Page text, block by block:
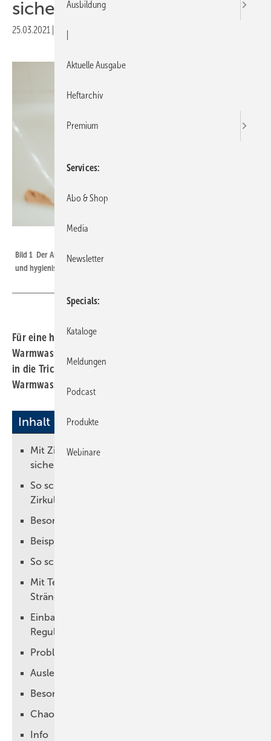
sichern
25.03.2021 Druckvorschau
Bild 1 Der Anlagenmechaniker sorgt für warmes Trinkwasser, komfortabel
und hygienisch.
Für eine hygienische und komfortable
Warmwasserversorgung greifen Anlagenmechaniker oft
in die Trickkiste. Das gilt insbesondere für die
Warmwasserzirkulation.
Inhalt
Mit Zirkulationshydraulik Warmwasserkomfort
sichern
So schützt man Trinkwasser mit
Zirkulationssystem vor Legionellen
Besonderheiten beachten
Beispiel zum Problem
So schaffen Sie Abhilfe
Mit Temperaturtrick über- oder unterversorgte
Stränge anpassen
Einbauort und Einstellung von thermischen
Regulierventilen
Problem der Desinfektion
Auslegung in Praxis
Besonderheiten
Chaos bei Serienschaltung
Info
Ausbildung
Aktuelle Ausgabe
Heftarchiv
Premium
Services
Abo & Shop
Media
Newsletter
Specials
Kataloge
Meldungen
Podcast
Produkte
Webinare